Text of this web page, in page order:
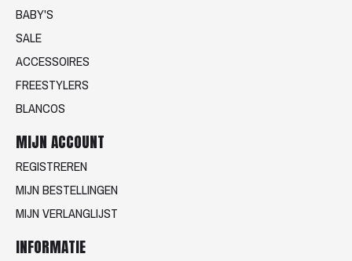
BABY'S
SALE
ACCESSOIRES
FREESTYLERS
BLANCOS
MIJN ACCOUNT
REGISTREREN
MIJN BESTELLINGEN
MIJN VERLANGLIJST
INFORMATIE